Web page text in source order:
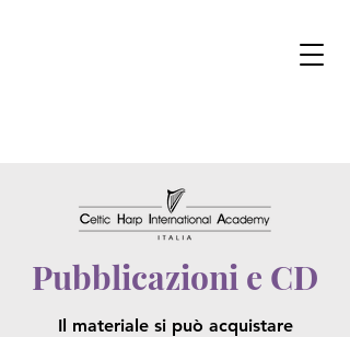
Pubblicazioni e CD
Il materiale si può acquistare